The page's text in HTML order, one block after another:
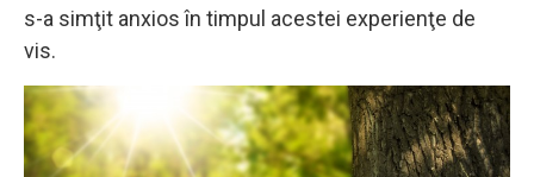
s-a simţit anxios în timpul acestei experienţe de
vis.